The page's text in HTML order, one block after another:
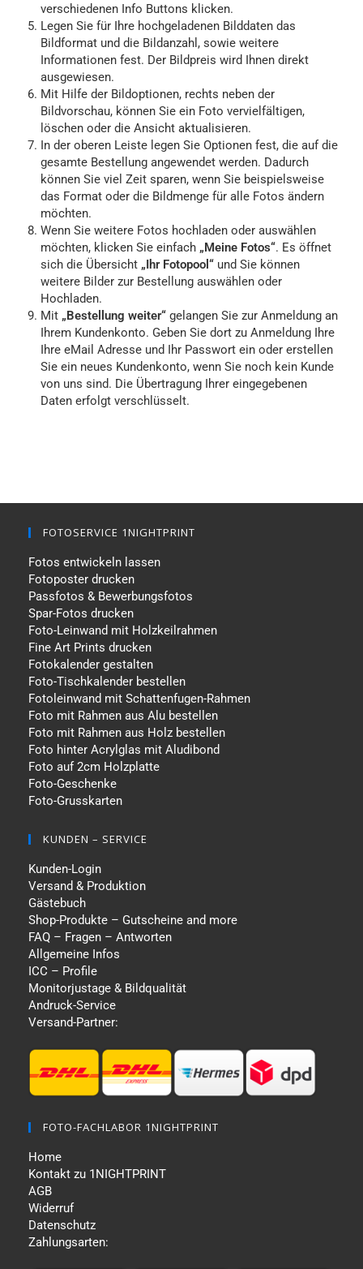
verschiedenen Info Buttons klicken.
Legen Sie für Ihre hochgeladenen Bilddaten das
Bildformat und die Bildanzahl, sowie weitere
Informationen fest. Der Bildpreis wird Ihnen direkt
ausgewiesen.
Mit Hilfe der Bildoptionen, rechts neben der
Bildvorschau, können Sie ein Foto vervielfältigen,
löschen oder die Ansicht aktualisieren.
In der oberen Leiste legen Sie Optionen fest, die auf die
gesamte Bestellung angewendet werden. Dadurch
können Sie viel Zeit sparen, wenn Sie beispielsweise
das Format oder die Bildmenge für alle Fotos ändern
möchten.
Wenn Sie weitere Fotos hochladen oder auswählen
möchten, klicken Sie einfach „Meine Fotos“. Es öffnet
sich die Übersicht „Ihr Fotopool“ und Sie können
weitere Bilder zur Bestellung auswählen oder
Hochladen.
Mit „Bestellung weiter“ gelangen Sie zur Anmeldung an
Ihrem Kundenkonto. Geben Sie dort zu Anmeldung Ihre
Ihre eMail Adresse und Ihr Passwort ein oder erstellen
Sie ein neues Kundenkonto, wenn Sie noch kein Kunde
von uns sind. Die Übertragung Ihrer eingegebenen
Daten erfolgt verschlüsselt.
FOTOSERVICE 1NIGHTPRINT
Fotos entwickeln lassen
Fotoposter drucken
Passfotos & Bewerbungsfotos
Spar-Fotos drucken
Foto-Leinwand mit Holzkeilrahmen
Fine Art Prints drucken
Fotokalender gestalten
Foto-Tischkalender bestellen
Fotoleinwand mit Schattenfugen-Rahmen
Foto mit Rahmen aus Alu bestellen
Foto mit Rahmen aus Holz bestellen
Foto hinter Acrylglas mit Aludibond
Foto auf 2cm Holzplatte
Foto-Geschenke
Foto-Grusskarten
KUNDEN – SERVICE
Kunden-Login
Versand & Produktion
Gästebuch
Shop-Produkte – Gutscheine and more
FAQ – Fragen – Antworten
Allgemeine Infos
ICC – Profile
Monitorjustage & Bildqualität
Andruck-Service
Versand-Partner:
FOTO-FACHLABOR 1NIGHTPRINT
Home
Kontakt zu 1NIGHTPRINT
AGB
Widerruf
Datenschutz
Zahlungsarten: